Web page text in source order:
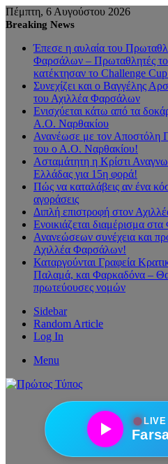
Πέμπτη, 6 Αυγούστου 2026
Breaking News
Έπεσε η αυλαία του
Φαρσάλων – Πρωταθλητές
κατέκτησαν το Challenge
Συνεχίζει και ο Βαγγέλης
του Αχιλλέα Φαρσάλων
Ενισχύεται κάτω από τα
Α.Ο. Ναρθακίου
Ανανέωσε με τον Αποστόλη
του ο Α.Ο. Ναρθακίου!
Ασταμάτητη η Κρίστι
Ελλάδας για 15η φορά!
Πώς να καταλάβεις αν ένα
αγοράσεις
Διπλή επιστροφή στον
Ενοικιάζεται διαμέρισμα
Ανανεώσεων συνέχεια και
Αχιλλέα Φαρσάλων!
Καταργούνται Γραφεία
Παλαμά, και Φαρκαδόνα –
πρωτεύουσες νομών
Sidebar
Random Article
Log In
Menu
●LIVE